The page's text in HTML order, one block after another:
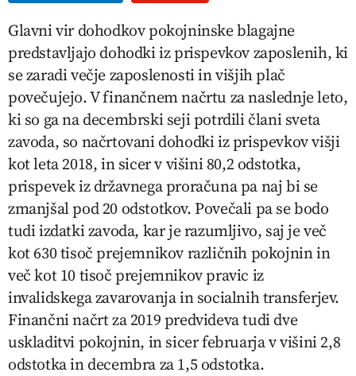
Glavni vir dohodkov pokojninske blagajne
predstavljajo dohodki iz prispevkov zaposlenih, ki
se zaradi večje zaposlenosti in višjih plač
povečujejo. V finančnem načrtu za naslednje leto,
ki so ga na decembrski seji potrdili člani sveta
zavoda, so načrtovani dohodki iz prispevkov višji
kot leta 2018, in sicer v višini 80,2 odstotka,
prispevek iz državnega proračuna pa naj bi se
zmanjšal pod 20 odstotkov. Povečali pa se bodo
tudi izdatki zavoda, kar je razumljivo, saj je več
kot 630 tisoč prejemnikov različnih pokojnin in
več kot 10 tisoč prejemnikov pravic iz
invalidskega zavarovanja in socialnih transferjev.
Finančni načrt za 2019 predvideva tudi dve
uskladitvi pokojnin, in sicer februarja v višini 2,8
odstotka in decembra za 1,5 odstotka.